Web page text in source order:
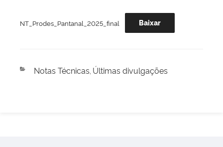
NT_Prodes_Pantanal_2025_final Baixar
Categorias
Notas Técnicas, Últimas divulgações